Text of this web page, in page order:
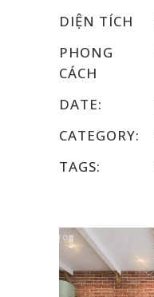
DIỆN TÍCH
PHONG
CÁCH
DATE:
CATEGORY:
TAGS: